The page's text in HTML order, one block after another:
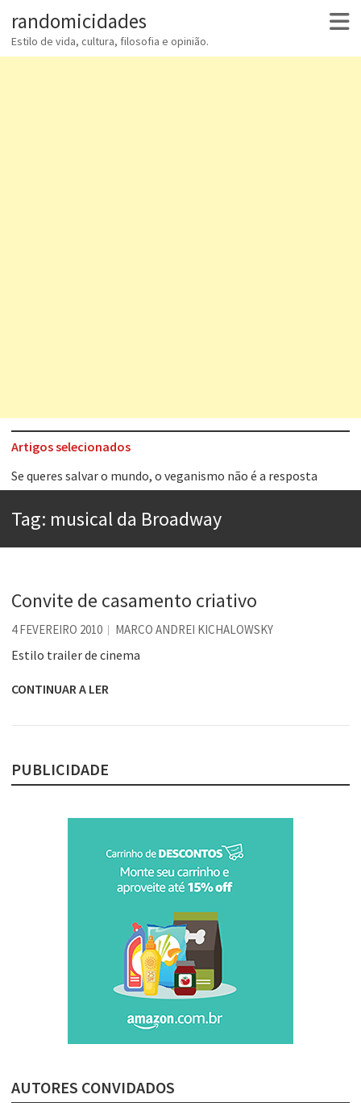
randomicidades
Estilo de vida, cultura, filosofia e opinião.
Artigos selecionados
Se queres salvar o mundo, o veganismo não é a resposta
Tem que filmar isso daí
Esse tal de Rock Gaúcho
Os causos de Jorge Luis Borges
Voto obrigatório é correto?
Tag: musical da Broadway
Convite de casamento criativo
4 FEVEREIRO 2010 MARCO ANDREI KICHALOWSKY
Estilo trailer de cinema
CONTINUAR A LER
PUBLICIDADE
AUTORES CONVIDADOS